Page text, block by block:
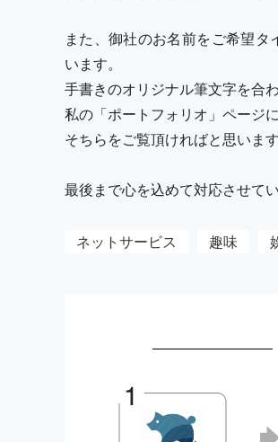
また、御社のお名前をご希望
います。
手書きのオリジナル筆文字を合
私の「ポートフォリオ」ページ
そちらをご覧頂ければと思います
最後まで心を込めて対応させて
ネットサービス 趣味